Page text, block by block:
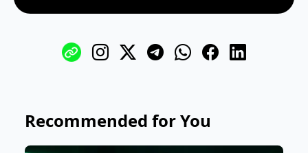
Recommended for You